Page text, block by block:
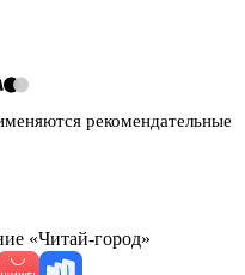
рекомендательные
«Читай-город»